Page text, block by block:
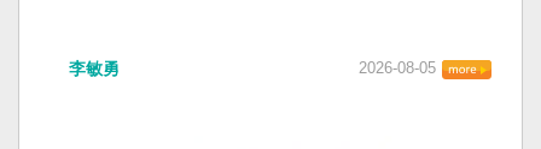
李敏勇 2026-08-05